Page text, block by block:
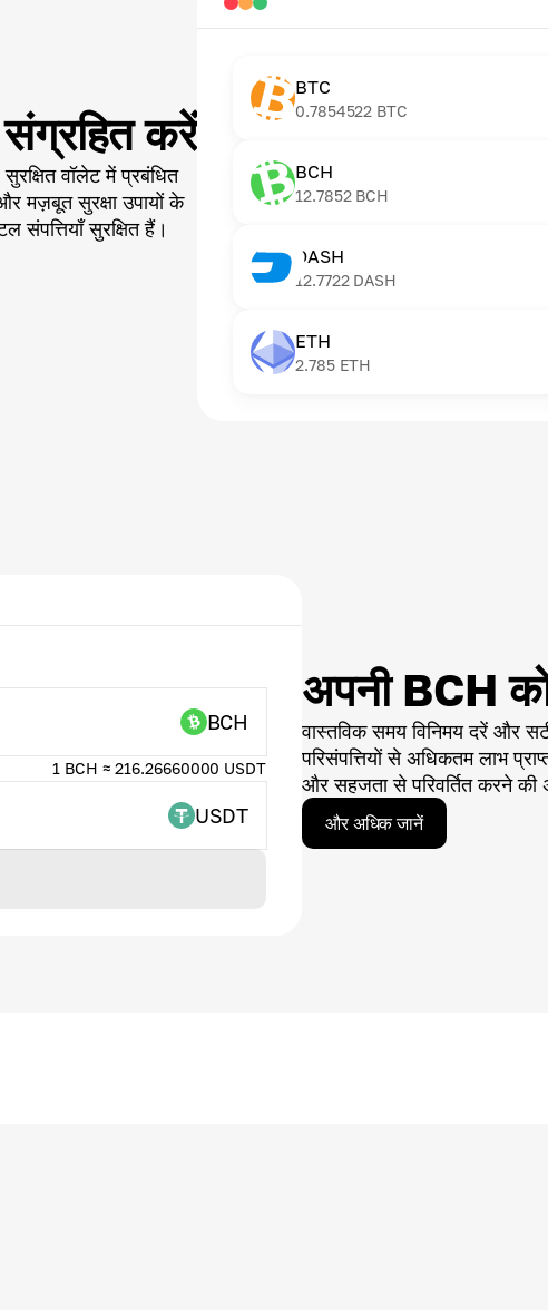
करें
वॉलेट में प्रबंधित
मज़बूत सुरक्षा उपायों के
सुरक्षित हैं।
BTC
0.7854522 BTC
BCH
12.7852 BCH
DASH
12.7722 DASH
ETH
2.785 ETH
अपनी BCH को
वास्तविक समय विनिमय दरें और
परिसंपत्तियों से अधिकतम लाभ
और सहजता से परिवर्तित करने की
और अधिक जानें
BCH
1 BCH ≈ 216.26660000 USDT
USDT